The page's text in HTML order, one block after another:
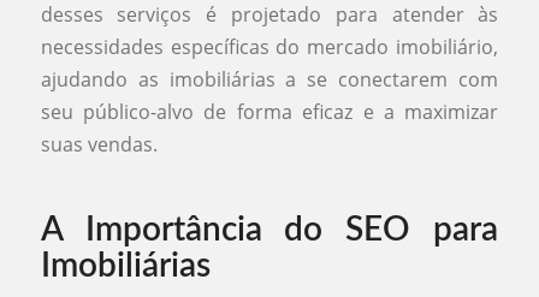
desses serviços é projetado para atender às
necessidades específicas do mercado imobiliário,
ajudando as imobiliárias a se conectarem com
seu público-alvo de forma eficaz e a maximizar
suas vendas.
A Importância do SEO para
Imobiliárias